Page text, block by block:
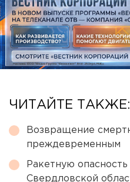
ЧИТАЙТЕ ТАКЖЕ:
Возвращение
преждевременным
Ракетную
Свердловской